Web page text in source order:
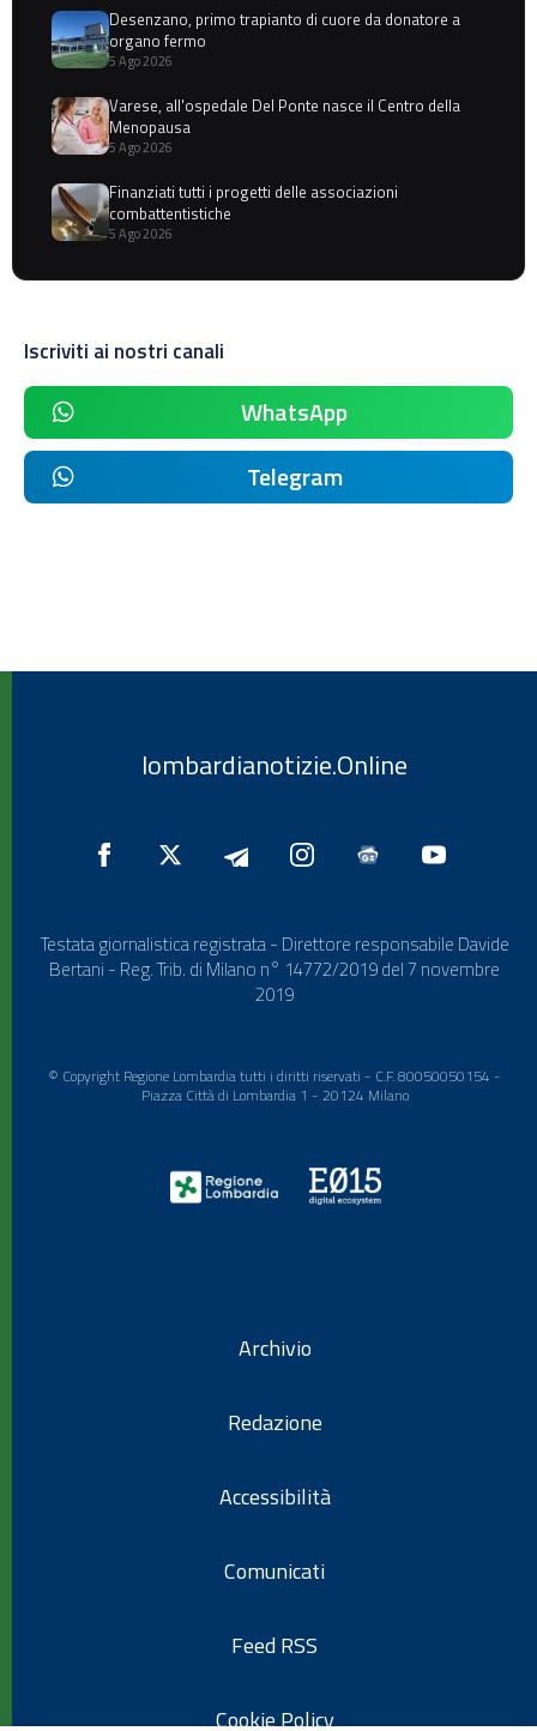
Desenzano, primo trapianto di cuore da donatore a
organo fermo
5 Ago 2026
Varese, all'ospedale Del Ponte nasce il Centro della
Menopausa
5 Ago 2026
Finanziati tutti i progetti delle associazioni
combattentistiche
5 Ago 2026
Iscriviti ai nostri canali
WhatsApp
Telegram
lombardianotizie.Online
Testata giornalistica registrata - Direttore responsabile Davide
Bertani - Reg. Trib. di Milano n° 14772/2019 del 7 novembre
2019
© Copyright Regione Lombardia tutti i diritti riservati - C.F. 80050050154 -
Piazza Città di Lombardia 1 - 20124 Milano
Archivio
Redazione
Accessibilità
Comunicati
Feed RSS
Cookie Policy